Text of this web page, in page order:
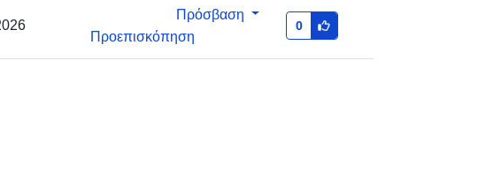
Πρόσβαση
Προεπισκόπηση
0
8.313655, 49.946656 ], [ 8.313655,
Τύπος: Polygon